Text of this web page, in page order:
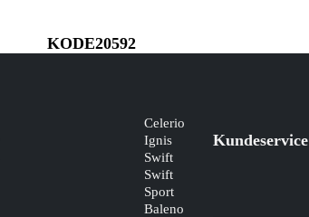
KODE20592
Celerio
Ignis
Swift
Swift
Sport
Baleno
Kundeservice